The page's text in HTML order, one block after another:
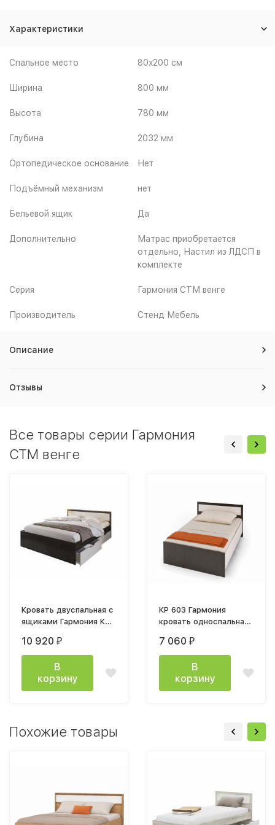
Характеристики
Спальное место 80x200 см
Ширина 800 мм
Высота 780 мм
Глубина 2032 мм
Ортопедическое основание Нет
Подъёмный механизм нет
Бельевой ящик Да
Дополнительно
Матрас приобретается
отдельно, Настил из ЛДСП в
комплекте
Серия Гармония СТМ венге
Производитель Стенд Мебель
Описание
Отзывы
Все товары серии Гармония
СТМ венге
Кровать двуспальная с
ящиками Гармония КР
белфорт
10 920 ₽
В
корзину
КР 603 Гармония
кровать односпальная
7 060 ₽
В
корзину
Похожие товары